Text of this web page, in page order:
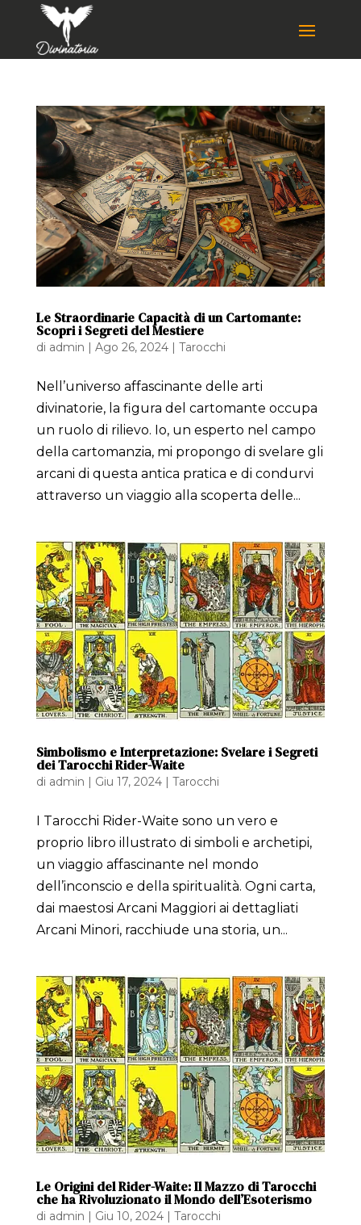
Le Straordinarie Capacità di un Cartomante:
Scopri i Segreti del Mestiere
di admin | Ago 26, 2024| Tarocchi
Nell’universo affascinante delle arti
divinatorie, la figura del cartomante occupa
un ruolo di rilievo. Io, un esperto nel campo
della cartomanzia, mi propongo di svelare gli
arcani di questa antica pratica e di condurvi
attraverso un viaggio alla scoperta delle...
Simbolismo e Interpretazione: Svelare i Segreti
dei Tarocchi Rider-Waite
di admin | Giu 17, 2024| Tarocchi
I Tarocchi Rider-Waite sono un vero e
proprio libro illustrato di simboli e archetipi,
un viaggio affascinante nel mondo
dell’inconscio e della spiritualità. Ogni carta,
dai maestosi Arcani Maggiori ai dettagliati
Arcani Minori, racchiude una storia, un...
Le Origini del Rider-Waite: Il Mazzo di Tarocchi
che ha Rivoluzionato il Mondo dell’Esoterismo
di admin | Giu 10, 2024| Tarocchi